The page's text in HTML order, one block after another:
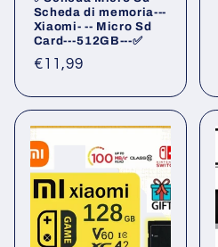
Scheda di memoria---
Xiaomi- -- Micro Sd
Card---512GB---✅
Prezzo
listino
€11,99